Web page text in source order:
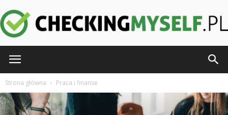
Strona główna Praca i finanse